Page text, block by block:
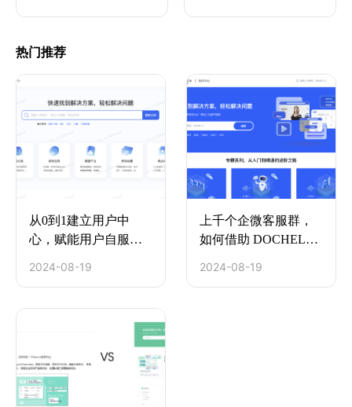
热门推荐
从0到1建立用户中
心，赋能用户自服务
2024-08-19
上千个企微客服群，
如何借助 DOCHELP
2024-08-19